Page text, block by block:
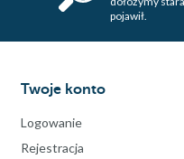
pojawił.
Twoje konto
Logowanie
Rejestracja